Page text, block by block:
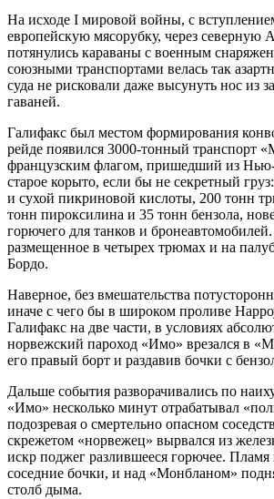
На исходе I мировой войны, с
европейскую мясорубку, через северную
потянулись караваны с военным
союзными транспортами велась так
суда не рисковали даже высунуть нос из
гаваней.
Галифакс был местом формирования
рейде появился 3000-тонный транспорт
французским флагом, пришедший из
старое корыто, если бы не секретный
и сухой пикриновой кислоты, 200 тонн
тонн пироксилина и 35 тонн бензола,
горючего для танков и
размещенное в четырех трюмах и на
Бордо.
Наверное, без вмешательства
иначе с чего бы в широком проливе
Галифакс на две части, в условиях
норвежский пароход «Имо» врезался в
его правый борт и раздавив бочки с
Дальше события разворачивались по
«Имо» несколько минут отрабатывал
подозревая о смертельно опасном
скрежетом «норвежец» вырвался из
искр поджег разлившееся горючее. Пламя
соседние бочки, и над «Монбланом»
столб дыма.